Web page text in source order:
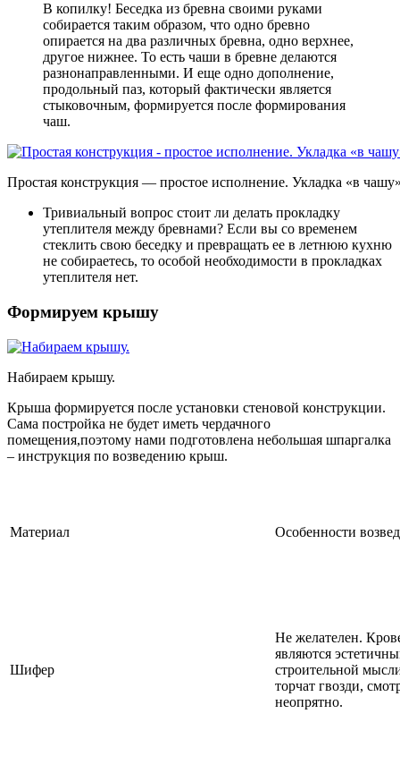
В копилку! Беседка из бревна своими руками
собирается таким образом, что одно бревно
опирается на два различных бревна, одно верхнее,
другое нижнее. То есть чаши в бревне делаются
разнонаправленными. И еще одно дополнение,
продольный паз, который фактически является
стыковочным, формируется после формирования
чаш.
Простая конструкция — простое исполнение. Укладка «в
Тривиальный вопрос стоит ли делать прокладку
утеплителя между бревнами? Если вы со временем
стеклить свою беседку и превращать ее в летнюю кухню
не собираетесь, то особой необходимости в прокладках
утеплителя нет.
Формируем крышу
Набираем крышу.
Крыша формируется после установки стеновой конструкции.
Сама постройка не будет иметь чердачного
помещения,поэтому нами подготовлена небольшая шпаргалка
– инструкция по возведению крыш.
Материал Особенности
Шифер
Не желателен.
являются
строительной
торчат гвозди,
неопрятно.